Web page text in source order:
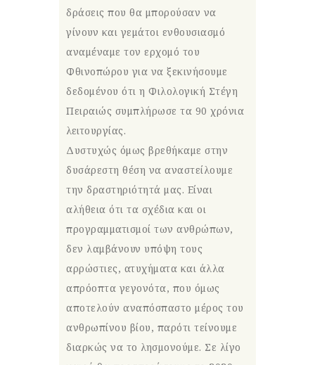
δράσεις που θα μπορούσαν να
γίνουν και γεμάτοι ενθουσιασμό
αναμέναμε τον ερχομό του
Φθινοπώρου για να ξεκινήσουμε
δεδομένου ότι η Φιλολογική Στέγη
Πειραιώς συμπλήρωσε τα 90 χρόνια
λειτουργίας.
Δυστυχώς όμως βρεθήκαμε στην
δυσάρεστη θέση να αναστείλουμε
την δραστηριότητά μας. Είναι
αλήθεια ότι τα σχέδια και οι
προγραμματισμοί των ανθρώπων,
δεν λαμβάνουν υπόψη τους
αρρώστιες, ατυχήματα και άλλα
απρόοπτα γεγονότα, που όμως
αποτελούν αναπόσπαστο μέρος του
ανθρωπίνου βίου, παρότι τείνουμε
διαρκώς να το λησμονούμε. Σε λίγο